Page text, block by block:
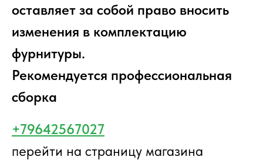
оставляет за собой право вносить
изменения в комплектацию
фурнитуры.
Рекомендуется профессиональная
сборка
+79642567027
перейти на страницу магазина